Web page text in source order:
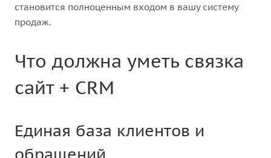
становится полноценным входом в вашу систему
продаж.
Что должна уметь связка
сайт + CRM
Единая база клиентов и